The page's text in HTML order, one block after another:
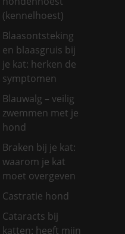
(kennelhoest)
Blaasontsteking
en blaasgruis bij
je kat: herken de
symptomen
Blauwalg – veilig
zwemmen met je
hond
Braken bij je kat:
waarom je kat
moet overgeven
Castratie hond
Cataracts bij
katten: heeft mijn